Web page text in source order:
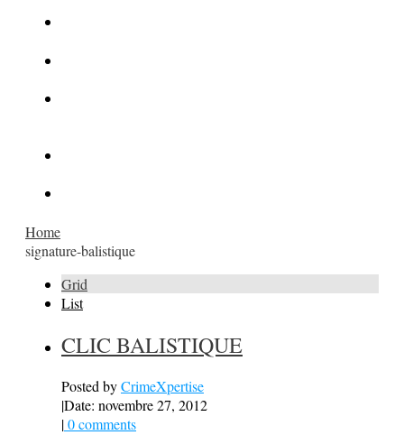
Home
signature-balistique
Grid
List
CLIC BALISTIQUE
Posted byCrimeXpertise
|Date: novembre 27, 2012
|0 comments